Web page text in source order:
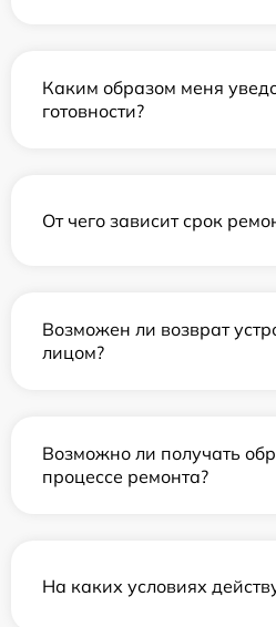
Каким образом меня
готовности?
От чего зависит срок
Возможен ли возврат
лицом?
Возможно ли получать
процессе ремонта?
На каких условиях